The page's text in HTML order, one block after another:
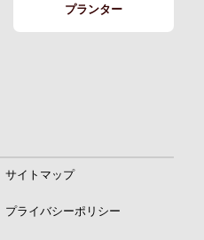
プランター
サイトマップ
プライバシーポリシー